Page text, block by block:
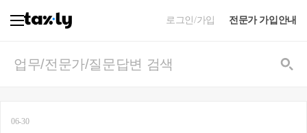
로그인/가입 전문가 가입안내
06-30